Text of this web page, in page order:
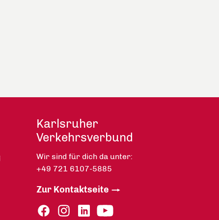
Karlsruher
Verkehrsverbund
Wir sind für dich da unter:
+49 721 6107-5885
Zur Kontaktseite